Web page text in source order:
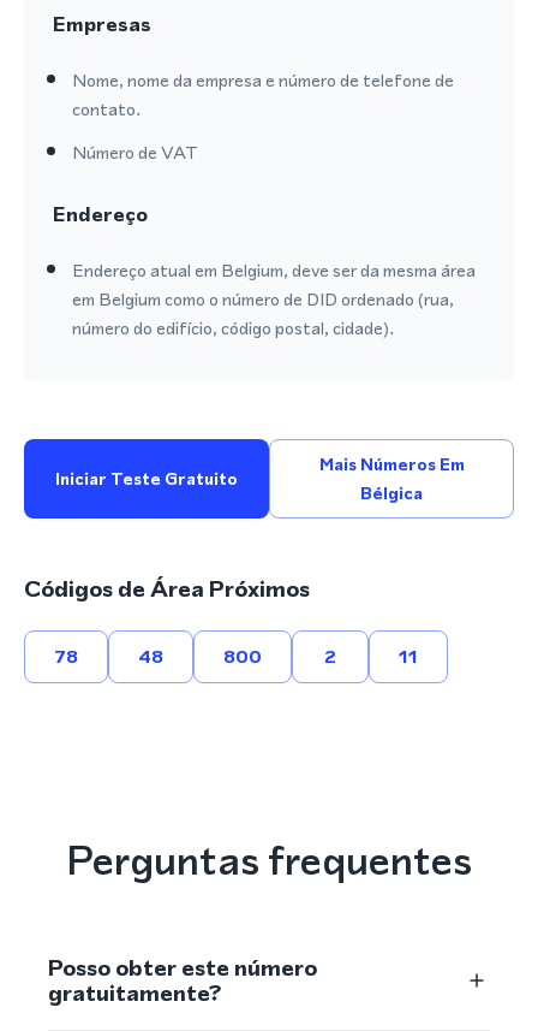
Empresas
Nome, nome da empresa e número de telefone de
contato.
Número de VAT
Endereço
Endereço atual em Belgium, deve ser da mesma área
em Belgium como o número de DID ordenado (rua,
número do edifício, código postal, cidade).
Iniciar Teste Gratuito
Mais Números Em
Bélgica
Códigos de Área Próximos
78 48 800 2 11
Perguntas frequentes
Posso obter este número
gratuitamente?